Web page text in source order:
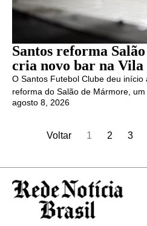
Santos reforma
cria novo bar na
O Santos Futebol Clube deu
reforma do Salão de Mármore,
agosto 8, 2026
Voltar 1 2 3